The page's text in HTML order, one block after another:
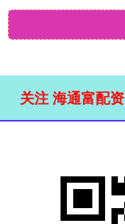
关注 海通富配资